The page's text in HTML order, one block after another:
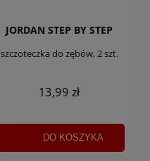
JORDAN STEP BY STEP
szczoteczka do zębów, 2 szt.
13,99 zł
DO KOSZYKA